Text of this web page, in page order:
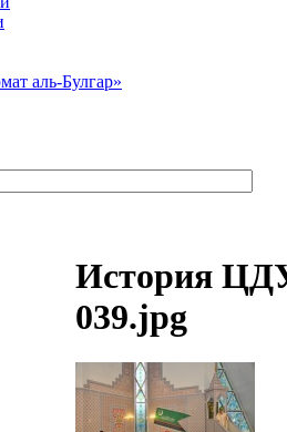
аль-Булгар»
История
039.jpg